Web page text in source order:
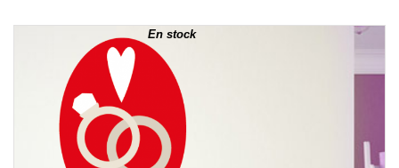
En stock